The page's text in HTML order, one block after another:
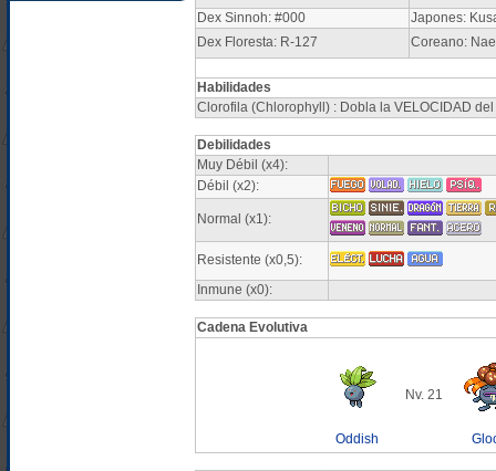
Dex Sinnoh: #000
Japones:
Dex Floresta: R-127
Coreano:
Habilidades
Clorofila (Chlorophyll) : Dobla la VELOCIDAD
Debilidades
Muy Débil (x4):
Débil (x2):
Normal (x1):
Resistente (x0,5):
Inmune (x0):
Cadena Evolutiva
Oddish
Nv. 21